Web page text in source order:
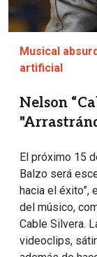
Musical
artificial
Nelson
El próximo 15
Balzo será
hacia el éxito”,
del músico,
Cable Silvera.
videoclips,